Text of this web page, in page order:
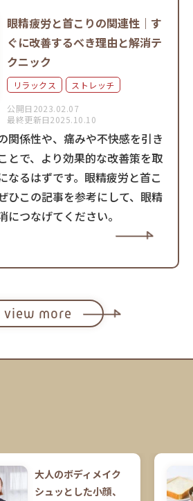
眼精疲労と首こりの関連性｜す
ぐに改善するべき理由と解消テ
クニック
リラックス ストレッチ
公開日2023.02.07
最終更新日2025.10.10
関係性や、痛みや不快感を引き
とで、より効果的な改善策を取
なるはずです。眼精疲労と首こ
ひこの記事を参考にして、眼精
つなげてください。
view more
大人のボディメイク
シュッとした小顔、